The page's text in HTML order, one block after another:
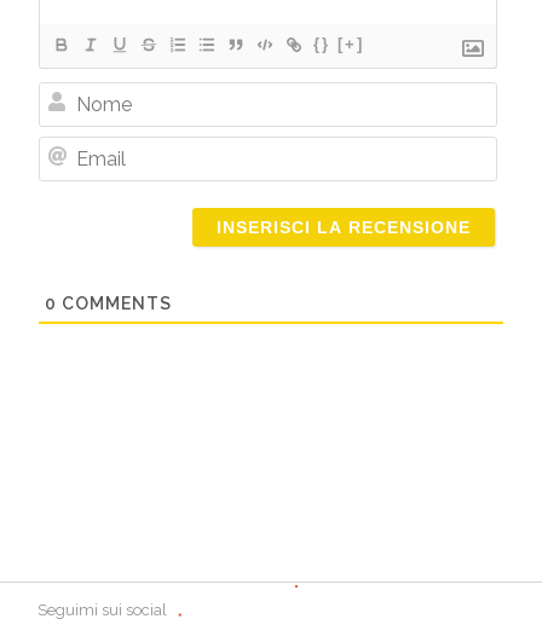
{} [+]
Nome
0 COMMENTS
Seguimi sui social